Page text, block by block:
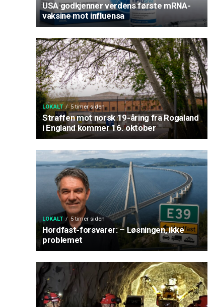
USA godkjenner verdens første mRNA-
vaksine mot influensa
LOKALT 5 timer siden
Straffen mot norsk 19-åring fra Rogaland
i England kommer 16. oktober
LOKALT 5 timer siden
Hordfast-forsvarer: – Løsningen, ikke
problemet